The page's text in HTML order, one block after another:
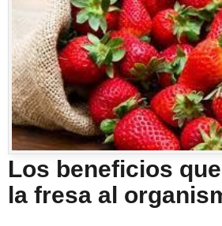
Los beneficios
la fresa al